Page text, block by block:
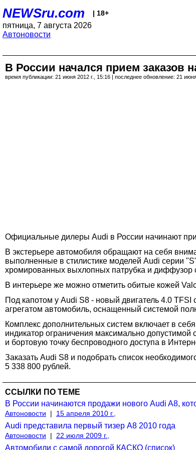
NEWSru.com | 18+
пятница, 7 августа 2026
Автоновости
В России начался прием заказов
время публикации: 21 июня 2012 г., 15:16 | последнее обновление: 21
Официальные дилеры Audi в России начинают
В экстерьере автомобиля обращают на себя
выполненные в стилистике моделей Audi серии
хромированных выхлопных патрубка и диффузор
В интерьере же можно отметить обитые кожей
Под капотом у Audi S8 - новый двигатель 4.0
агрегатом автомобиль, оснащенный системой
Комплекс дополнительных систем включает в
индикатор ограничения максимально
и бортовую точку беспроводного доступа в
Заказать Audi S8 и подобрать список
5 338 800 рублей.
ССЫЛКИ ПО ТЕМЕ
В России начинаются продажи нового Audi A8,
Автоновости | 15 апреля 2010 г.,
Audi представила первый тизер A8 2010 года
Автоновости | 22 июля 2009 г.,
Автомобили с самой дорогой КАСКО (список)